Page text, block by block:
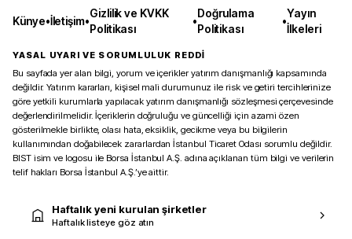
Künye•İletişim•
Gizlilik ve KVKK
Politikası
•
Doğrulama
Politikası
•
Yayın
İlkeleri
YASAL UYARI VE SORUMLULUK REDDİ
Bu sayfada yer alan bilgi, yorum ve içerikler yatırım danışmanlığı kapsamında
değildir. Yatırım kararları, kişisel mali durumunuz ile risk ve getiri tercihlerinize
göre yetkili kurumlarla yapılacak yatırım danışmanlığı sözleşmesi çerçevesinde
değerlendirilmelidir. İçeriklerin doğruluğu ve güncelliği için azami özen
gösterilmekle birlikte, olası hata, eksiklik, gecikme veya bu bilgilerin
kullanımından doğabilecek zararlardan İstanbul Ticaret Odası sorumlu değildir.
BIST isim ve logosu ile Borsa İstanbul A.Ş. adına açıklanan tüm bilgi ve verilerin
telif hakları Borsa İstanbul A.Ş.’ye aittir.
Haftalık yeni kurulan şirketler
Haftalık listeye göz atın